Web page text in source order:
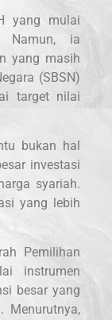
yang mulai
Namun, ia
yang masih
(SBSN)
target nilai
bukan hal
investasi
syariah.
yang lebih
Pemilihan
instrumen
besar yang
Menurutnya,